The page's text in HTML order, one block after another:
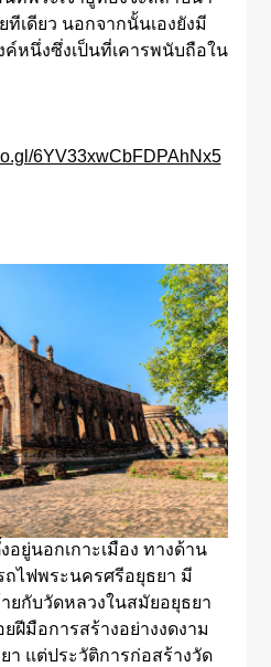
ทีเดียว นอกจากนั้นเองยังมี
ค์หนึ่งซึ่งเป็นที่เคารพนับถือใน
6YV33xwCbFDPAhNx5
อยู่นอกเกาะเมือง ทางด้าน
ไฟพระนครศรีอยุธยา มี
กับวัดหลวงในสมัยอยุธยา
ฝีมือการสร้างอย่างงดงาม
า แต่ประวัติการก่อสร้างวัด